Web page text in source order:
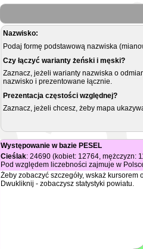
Nazwisko:
Podaj formę podstawową nazwiska
Czy łączyć warianty żeński i męski?
Zaznacz, jeżeli warianty nazwiska o
nazwisko i prezentowane łącznie.
Prezentacja częstości względnej?
Zaznacz, jeżeli chcesz, żeby mapa
Występowanie w bazie PESEL
Cieślak: 24690 (kobiet: 12764, mężczyzn:
Pod względem liczebności zajmuje w
Żeby zobaczyć szczegóły, wskaż
Dwukliknij - zobaczysz statystyki powiatu.